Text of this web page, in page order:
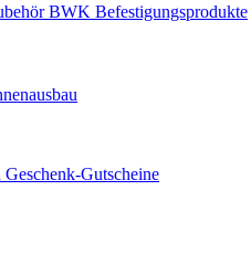
BWK Befestigungsprodukte
Geschenk-Gutscheine